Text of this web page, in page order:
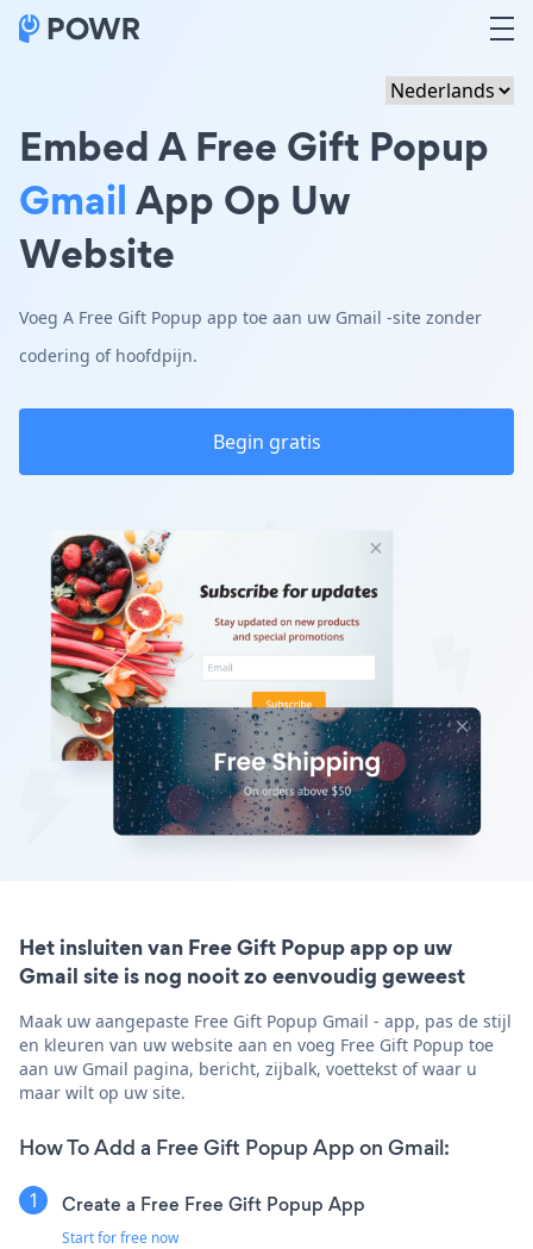
Embed A Free Gift Popup
GmailApp Op Uw
Website
Voeg A Free Gift Popup app toe aan uw Gmail -site zonder
codering of hoofdpijn.
Begin gratis
Het insluiten van Free Gift Popup app op uw
Gmail site is nog nooit zo eenvoudig geweest
Maak uw aangepaste Free Gift Popup Gmail - app, pas de stijl
en kleuren van uw website aan en voeg Free Gift Popup toe
aan uw Gmail pagina, bericht, zijbalk, voettekst of waar u
maar wilt op uw site.
How To Add a Free Gift Popup App on Gmail:
Create a Free Free Gift Popup App
Start for free now